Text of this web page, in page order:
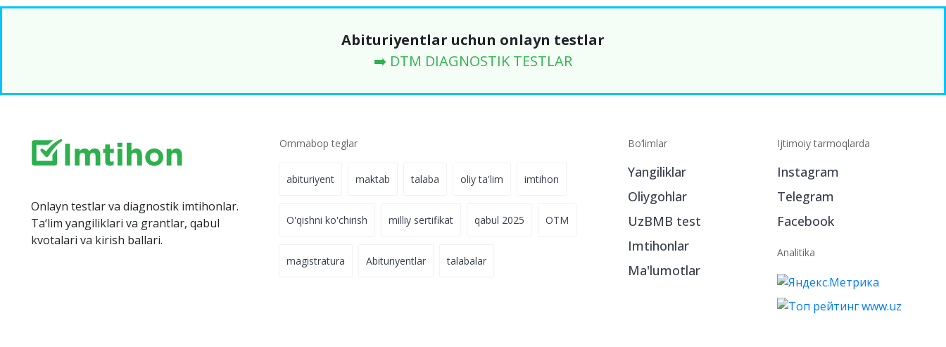
Abituriyentlar uchun onlayn testlar
➡️ DTM DIAGNOSTIK TESTLAR
Onlayn testlar va diagnostik imtihonlar.
Ta‘lim yangiliklari va grantlar, qabul
kvotalari va kirish ballari.
Ommabop teglar
abituriyent maktab talaba oliy ta'lim imtihon
O'qishni ko'chirish milliy sertifikat qabul 2025 OTM
magistratura Abituriyentlar talabalar
Bo‘limlar
Yangiliklar
Oliygohlar
UzBMB test
Imtihonlar
Ma'lumotlar
Ijtimoiy tarmoqlarda
Instagram
Telegram
Facebook
Analitika